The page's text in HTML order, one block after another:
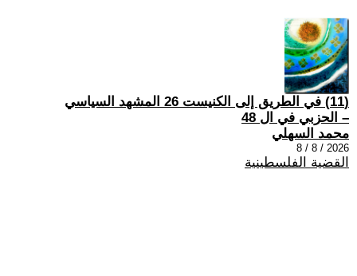
(11) في الطريق إلى الكنيست 26 المشهد السياسي
– الحزبي في ال 48
محمد السهلي
2026 / 8 / 8
القضية الفلسطينية